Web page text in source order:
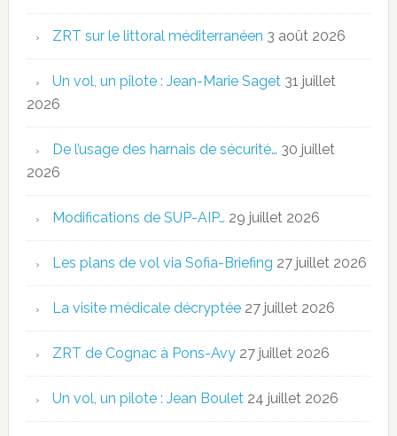
ZRT sur le littoral méditerranéen 3 août 2026
Un vol, un pilote : Jean-Marie Saget 31 juillet
2026
De l’usage des harnais de sécurité… 30 juillet
2026
Modifications de SUP-AIP… 29 juillet 2026
Les plans de vol via Sofia-Briefing 27 juillet 2026
La visite médicale décryptée 27 juillet 2026
ZRT de Cognac à Pons-Avy 27 juillet 2026
Un vol, un pilote : Jean Boulet 24 juillet 2026